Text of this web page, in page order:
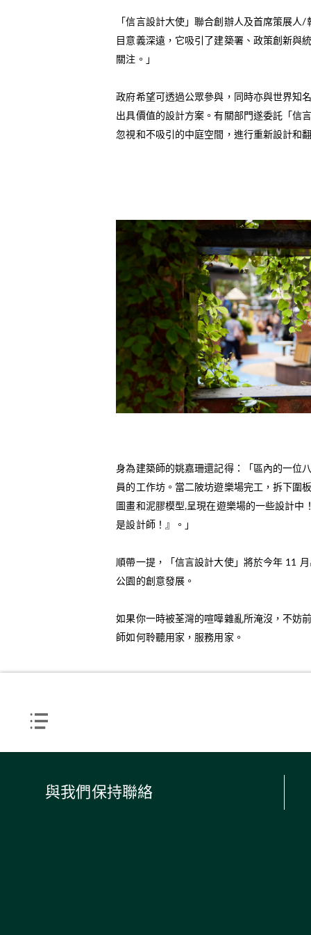
「信言設計大使」聯合創辦人及首席策展人
目意義深遠，它吸引了建築署、政策創新與
關注。」
政府希望可透過公眾參與，同時亦與世界知
出具價值的設計方案。有關部門遂委託「信
忽視和不吸引的中庭空間，進行重新設計和
身為建築師的姚嘉珊還記得：「區內的一位
員的工作坊。當二陂坊遊樂場完工，拆下圍
圖畫和泥膠模型,呈現在遊樂場的一些設計中
是設計師！』。」
順帶一提，「信言設計大使」將於今年 11
公園的創意發展。
如果你一時被荃灣的喧嘩雜亂所淹沒，不妨
師如何聆聽用家，服務用家。
與我們保持聯絡